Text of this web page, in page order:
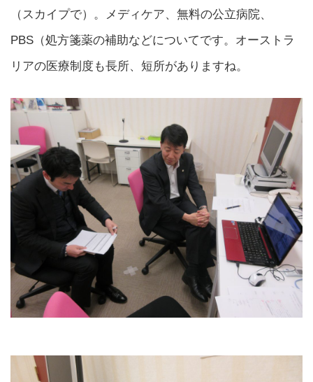
（スカイプで）。メディケア、無料の公立病院、
PBS（処方箋薬の補助などについてです。オーストラ
リアの医療制度も長所、短所がありますね。